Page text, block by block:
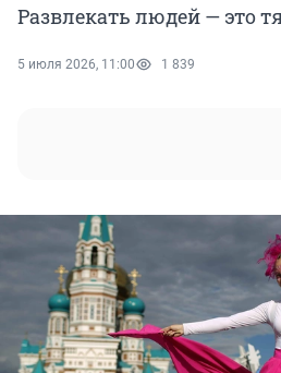
Развлекать людей — это
5 июля 2026, 11:00 1 839